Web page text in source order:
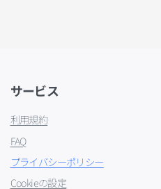
サービス
利用規約
FAQ
プライバシーポリシー
Cookieの設定